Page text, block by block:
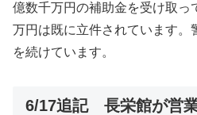
億数千万円の補助金を受け取っ
万円は既に立件されています。
を続けています。
6/17追記 長栄館が営